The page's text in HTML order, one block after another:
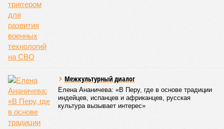
Межкультурный диалог
Елена Ананичева: «В Перу, где в основе традиции
индейцев, испанцев и африканцев, русская
культура вызывает интерес»